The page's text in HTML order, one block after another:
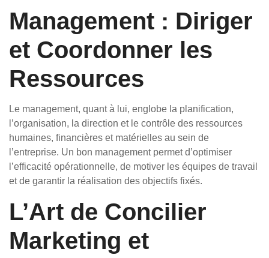
Management : Diriger
et Coordonner les
Ressources
Le management, quant à lui, englobe la planification,
l’organisation, la direction et le contrôle des ressources
humaines, financières et matérielles au sein de
l’entreprise. Un bon management permet d’optimiser
l’efficacité opérationnelle, de motiver les équipes de travail
et de garantir la réalisation des objectifs fixés.
L’Art de Concilier
Marketing et